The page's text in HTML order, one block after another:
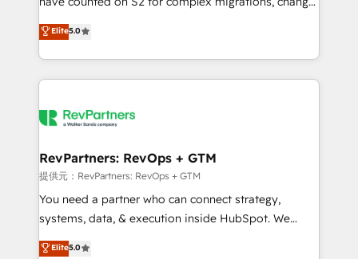
management, systems integration, and creative
solutions that deliver measurable impact and
transform brand experiences As one of the few full-
service creative agencies in the HubSpot
winning design to build scalable, globally
marketing campaigns, & RevOps frameworks that
fuel long-term success We connect the entire
customer lifecycle through seamless integrations,
ensure long-term adoption with change-
and service to drive sustainable growth With 6 key
Elite5.0
RevPartners: RevOps + GTM
提供元：RevPartners: RevOps + GTM
You need a partner who can connect strategy,
systems, data, & execution inside HubSpot. We
bridge the gap where most agencies fall short by
Elite5.0